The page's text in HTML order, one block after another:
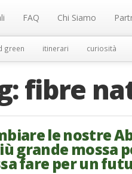
FAQ Chi Siamo
green itinerari curiosità
fibre
le nostre
grande mossa
fare per un